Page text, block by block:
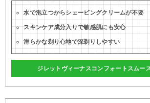
水で泡立つからシェービングクリームが不要
スキンケア成分入りで敏感肌にも安心
滑らかな剃り心地で深剃りしやすい
ジレットヴィーナスコンフォートスムー